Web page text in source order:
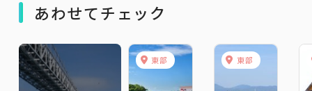
あわせてチェック
東部 東部